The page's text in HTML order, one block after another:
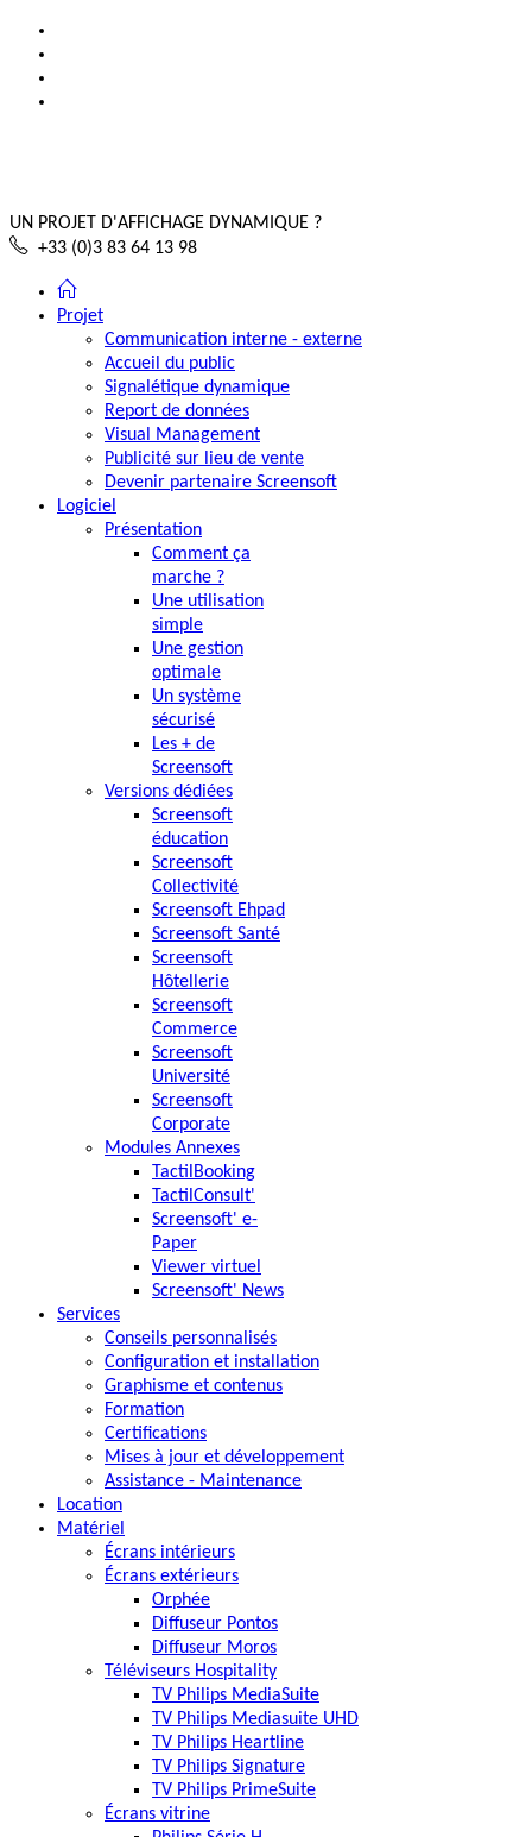
UN PROJET D'AFFICHAGE DYNAMIQUE ?
+33 (0)3 83 64 13 98
Projet
Communication interne - externe
Accueil du public
Signalétique dynamique
Report de données
Visual Management
Publicité sur lieu de vente
Devenir partenaire Screensoft
Logiciel
Présentation
Comment ça
marche ?
Une utilisation
simple
Une gestion
optimale
Un système
sécurisé
Les + de
Screensoft
Versions dédiées
Screensoft
éducation
Screensoft
Collectivité
Screensoft Ehpad
Screensoft Santé
Screensoft
Hôtellerie
Screensoft
Commerce
Screensoft
Université
Screensoft
Corporate
Modules Annexes
TactilBooking
TactilConsult'
Screensoft' e-
Paper
Viewer virtuel
Screensoft' News
Services
Conseils personnalisés
Configuration et installation
Graphisme et contenus
Formation
Certifications
Mises à jour et développement
Assistance - Maintenance
Location
Matériel
Écrans intérieurs
Écrans extérieurs
Orphée
Diffuseur Pontos
Diffuseur Moros
Téléviseurs Hospitality
TV Philips MediaSuite
TV Philips Mediasuite UHD
TV Philips Heartline
TV Philips Signature
TV Philips PrimeSuite
Écrans vitrine